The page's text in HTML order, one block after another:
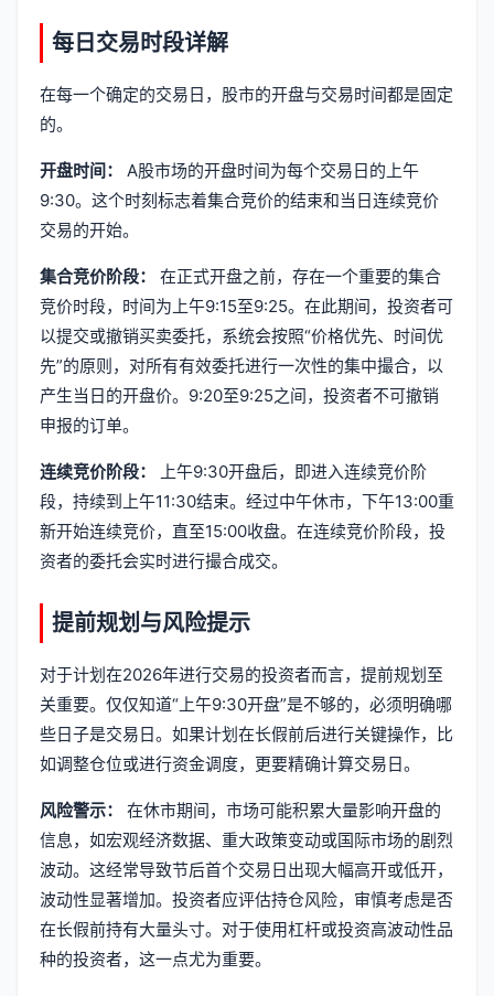
每日交易时段详解
在每一个确定的交易日，股市的开盘与交易时间都是固定
的。
开盘时间：
A股市场的开盘时间为每个交易日的上午
9:30。这个时刻标志着集合竞价的结束和当日连续竞价
交易的开始。
集合竞价阶段：
在正式开盘之前，存在一个重要的集合
竞价时段，时间为上午9:15至9:25。在此期间，投资者可
以提交或撤销买卖委托，系统会按照“价格优先、时间优
先”的原则，对所有有效委托进行一次性的集中撮合，以
产生当日的开盘价。9:20至9:25之间，投资者不可撤销
申报的订单。
连续竞价阶段：
上午9:30开盘后，即进入连续竞价阶
段，持续到上午11:30结束。经过中午休市，下午13:00重
新开始连续竞价，直至15:00收盘。在连续竞价阶段，投
资者的委托会实时进行撮合成交。
提前规划与风险提示
对于计划在2026年进行交易的投资者而言，提前规划至
关重要。仅仅知道“上午9:30开盘”是不够的，必须明确哪
些日子是交易日。如果计划在长假前后进行关键操作，比
如调整仓位或进行资金调度，更要精确计算交易日。
风险警示：
在休市期间，市场可能积累大量影响开盘的
信息，如宏观经济数据、重大政策变动或国际市场的剧烈
波动。这经常导致节后首个交易日出现大幅高开或低开，
波动性显著增加。投资者应评估持仓风险，审慎考虑是否
在长假前持有大量头寸。对于使用杠杆或投资高波动性品
种的投资者，这一点尤为重要。